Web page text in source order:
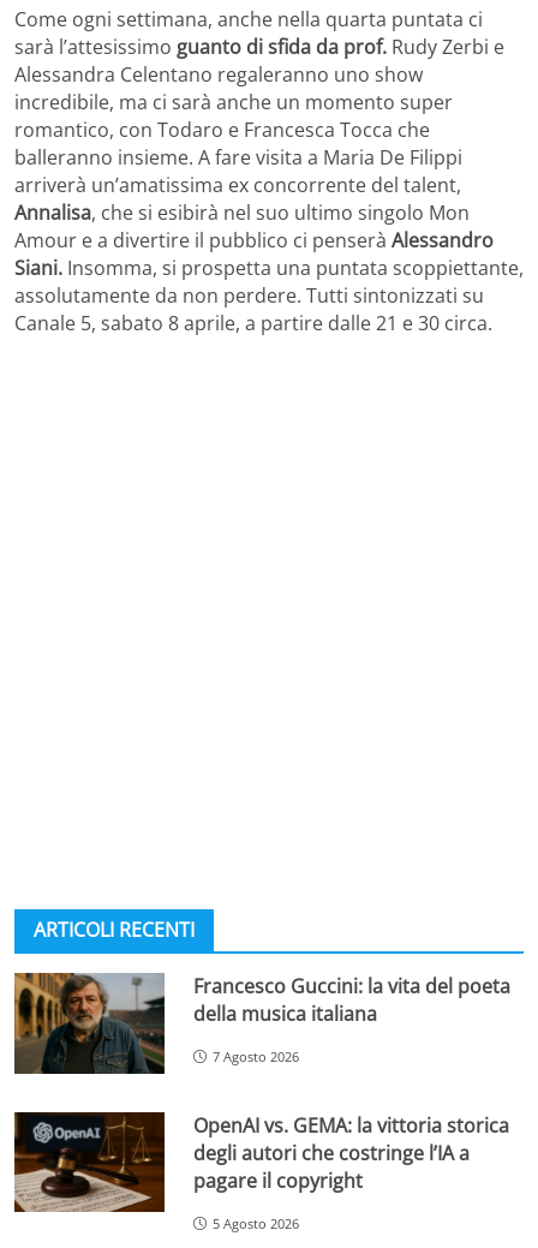
Come ogni settimana, anche nella quarta puntata ci
sarà l’attesissimo guanto di sfida da prof. Rudy Zerbi e
Alessandra Celentano regaleranno uno show
incredibile, ma ci sarà anche un momento super
romantico, con Todaro e Francesca Tocca che
balleranno insieme. A fare visita a Maria De Filippi
arriverà un’amatissima ex concorrente del talent,
Annalisa, che si esibirà nel suo ultimo singolo Mon
Amour e a divertire il pubblico ci penserà Alessandro
Siani. Insomma, si prospetta una puntata scoppiettante,
assolutamente da non perdere. Tutti sintonizzati su
Canale 5, sabato 8 aprile, a partire dalle 21 e 30 circa.
ARTICOLI RECENTI
Francesco Guccini: la vita del poeta
della musica italiana
7 Agosto 2026
OpenAI vs. GEMA: la vittoria storica
degli autori che costringe l’IA a
pagare il copyright
5 Agosto 2026